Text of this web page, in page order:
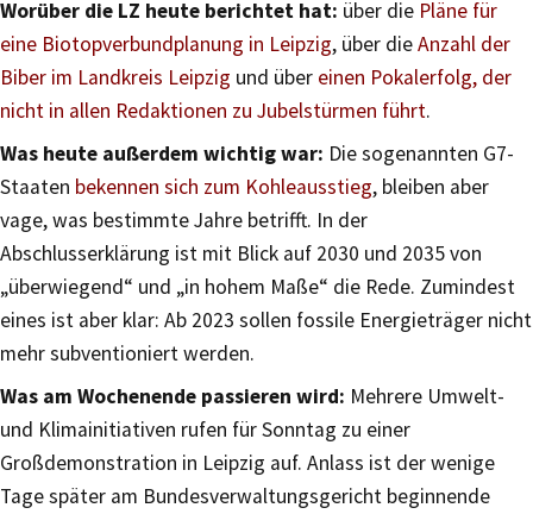
Worüber die LZ heute berichtet hat: über die Pläne für
eine Biotopverbundplanung in Leipzig, über dieAnzahl der
Biber im Landkreis Leipzig und über einen Pokalerfolg, der
nicht in allen Redaktionen zu Jubelstürmen führt.
Was heute außerdem wichtig war: Die sogenannten G7-
Staaten bekennen sich zum Kohleausstieg, bleiben aber
vage, was bestimmte Jahre betrifft. In der
Abschlusserklärung ist mit Blick auf 2030 und 2035 von
„überwiegend“ und „in hohem Maße“ die Rede. Zumindest
eines ist aber klar: Ab 2023 sollen fossile Energieträger nicht
mehr subventioniert werden.
Was am Wochenende passieren wird: Mehrere Umwelt-
und Klimainitiativen rufen für Sonntag zu einer
Großdemonstration in Leipzig auf. Anlass ist der wenige
Tage später am Bundesverwaltungsgericht beginnende